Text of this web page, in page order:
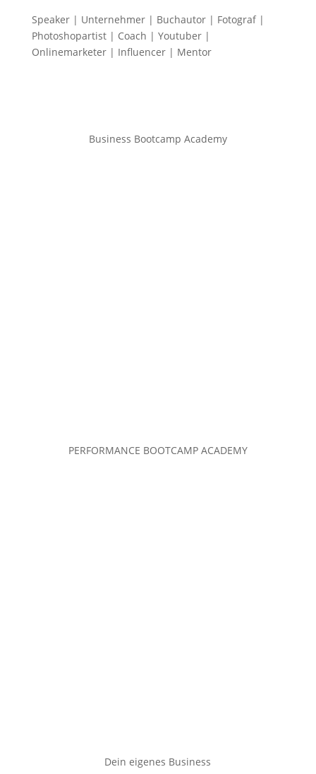
Speaker | Unternehmer | Buchautor | Fotograf |
Photoshopartist | Coach | Youtuber |
Onlinemarketer | Influencer | Mentor
Business Bootcamp Academy
PERFORMANCE BOOTCAMP ACADEMY
Dein eigenes Business